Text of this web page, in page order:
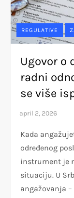
REGULATIVE
Ugovor o
radni
se više
Kada
određenog
instrument je
situaciju. U
angažovanja –